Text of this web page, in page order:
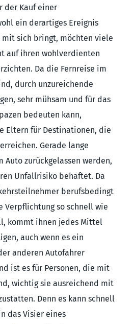
der Kauf einer
ein derartiges Ereignis
mit sich bringt, möchten viele
auf ihren wohlverdienten
Da die Fernreise im
durch unzureichende
sehr mühsam und für das
bedeuten kann,
Eltern für Destinationen, die
Gerade lange
zurückgelassen werden,
Unfallrisiko behaftet. Da
berufsbedingt
Verpflichtung so schnell wie
kommt ihnen jedes Mittel
auch wenn es ein
anderen Autofahrer
ist es für Personen, die mit
wichtig sie ausreichend mit
Denn es kann schnell
das Visier eines